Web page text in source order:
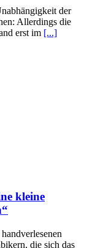
der
Allerdings die
erst im [...]
kleine
die sich das